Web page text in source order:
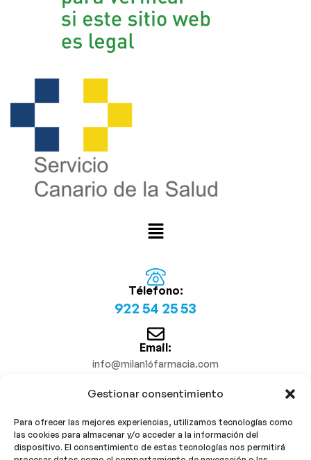
Gestionar consentimiento
Para ofrecer las mejores experiencias, utilizamos tecnologías como
las cookies para almacenar y/o acceder a la información del
dispositivo. El consentimiento de estas tecnologías nos permitirá
Télefono:
922 54 25 53
Email:
info@milan16farmacia.com
¡Síguenos!